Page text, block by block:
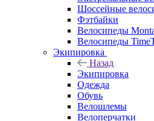
Шоссейные
Фэтбайки
Велосипеды
Велосипеды
Экипировка
Назад
Экипировка
Одежда
Обувь
Велошлемы
Велоперчатки